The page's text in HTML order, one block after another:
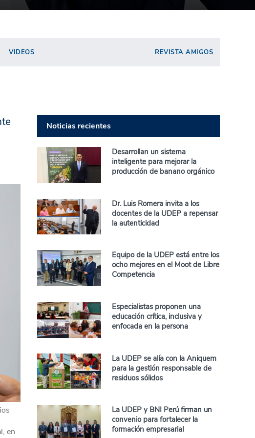
VIDEOS REVISTA AMIGOS
en
Noticias recientes
Desarrollan un sistema
inteligente para mejorar la
producción de banano orgánico
Dr. Luis Romera invita a los
docentes de la UDEP a repensar
la autenticidad
Equipo de la UDEP está entre los
ocho mejores en el Moot de Libre
Competencia
Especialistas proponen una
educación crítica, inclusiva y
enfocada en la persona
La UDEP se alía con la Aniquem
para la gestión responsable de
residuos sólidos
La UDEP y BNI Perú firman un
convenio para fortalecer la
formación empresarial